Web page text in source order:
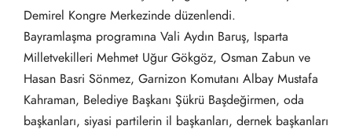
Demirel Kongre Merkezinde düzenlendi.
Bayramlaşma programına Vali Aydın Baruş, Isparta
Milletvekilleri Mehmet Uğur Gökgöz, Osman Zabun ve
Hasan Basri Sönmez, Garnizon Komutanı Albay Mustafa
Kahraman, Belediye Başkanı Şükrü Başdeğirmen, oda
başkanları, siyasi partilerin il başkanları, dernek başkanları